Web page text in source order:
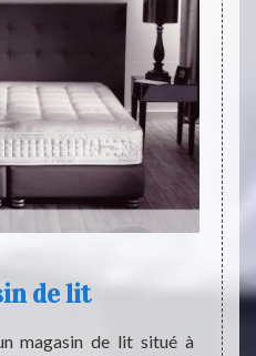
de lit
magasin de lit situé à
Les